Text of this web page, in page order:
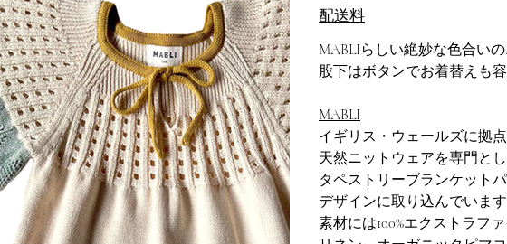
配送料
MABLIらしい絶妙な色合い
股下はボタンでお着替えも容
MABLI
イギリス・ウェールズに拠
天然ニットウェアを専門と
タペストリーブランケット
デザインに取り込んでいます
素材には100%エクストラフ